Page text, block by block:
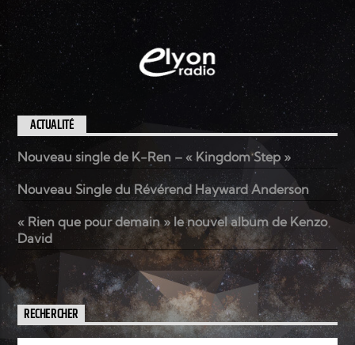
ACTUALITÉ
Nouveau single de K-Ren – « Kingdom Step »
Nouveau Single du Révérend Hayward Anderson
« Rien que pour demain » le nouvel album de Kenzo
David
RECHERCHER